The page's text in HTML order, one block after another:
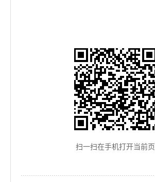
扫一扫在手机打开当前页